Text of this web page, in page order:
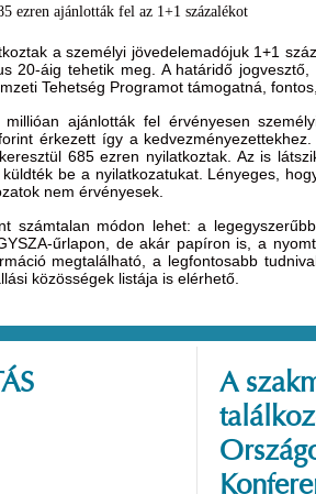
ezren ajánlották fel az 1+1 százalékot
a személyi jövedelemadójuk 1+1
20-áig tehetik meg. A határidő
Tehetség Programot támogatná,
ajánlották fel érvényesen
érkezett így a
685 ezren nyilatkoztak. Az is
be a nyilatkozatukat. Lényeges,
nem érvényesek.
számtalan módon lehet: a
űrlapon, de akár papíron is, a
megtalálható, a legfontosabb
közösségek listája is elérhető.
A